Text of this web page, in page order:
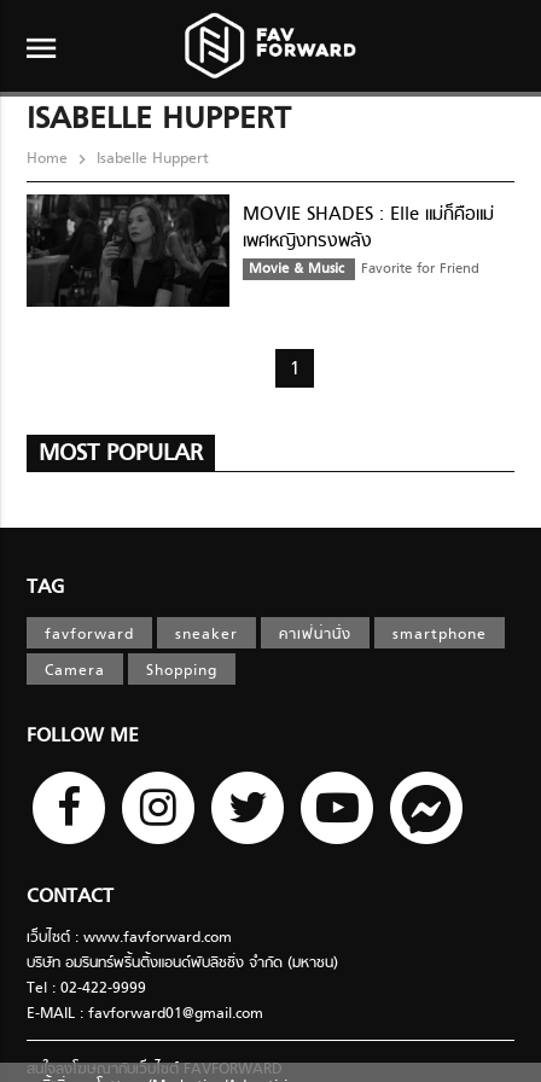
menu
ISABELLE HUPPERT
Home Isabelle Huppert
MOVIE SHADES : Elle แม่ก็คือแม่
เพศหญิงทรงพลัง
Movie & Music Favorite for Friend
1
MOST POPULAR
TAG
favforward sneaker คาเฟ่น่านั่ง
smartphone
Camera
Shopping
FOLLOW ME
CONTACT
เว็บไซต์ : www.favforward.com
บริษัท อมรินทร์พริ้นติ้งแอนด์พับลิชชิ่ง จำกัด (มหาชน)
Tel : 02-422-9999
E-MAIL :favforward01@gmail.com
สนใจลงโฆษณากับเว็บไซต์ FAVFORWARD